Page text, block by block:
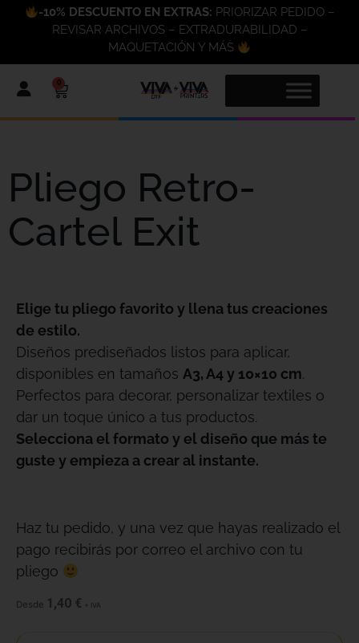
-10% DESCUENTO EN EXTRAS: PRIORIZAR PEDIDO –
REVISAR ARCHIVOS – EXTRADURABILIDAD –
MAQUETACIÓN Y MÁS
0
Pliego Retro-
Cartel Exit
Elige tu pliego favorito y llena tus creaciones
de estilo.
Diseños prediseñados listos para aplicar,
disponibles en tamaños A3, A4 y 10×10 cm.
Perfectos para decorar, personalizar textiles o
dar un toque único a tus productos.
Selecciona el formato y el diseño que más te
guste y empieza a crear al instante.
Haz tu pedido, y una vez que hayas realizado el
pago recibirás por correo el archivo con tu
pliego
Desde 1,40 € + IVA